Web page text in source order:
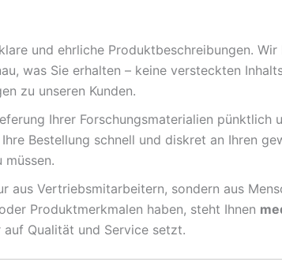
und ehrliche Produktbeschreibungen.
was Sie erhalten – keine versteckten
zu unseren Kunden.
Ihrer Forschungsmaterialien pünktlich
Bestellung schnell und diskret an Ihren
aus Vertriebsmitarbeitern, sondern aus
Produktmerkmalen haben, steht Ihnen
Qualität und Service setzt.